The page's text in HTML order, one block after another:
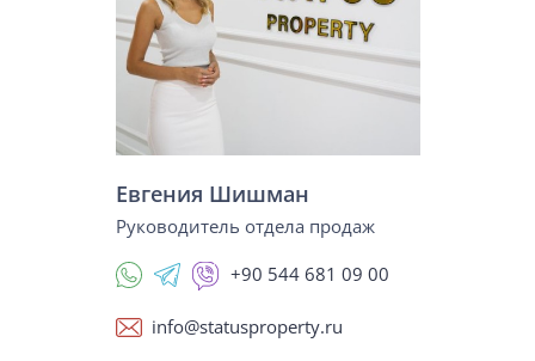
Евгения Шишман
Руководитель отдела продаж
+90 544 681 09 00
info@statusproperty.ru